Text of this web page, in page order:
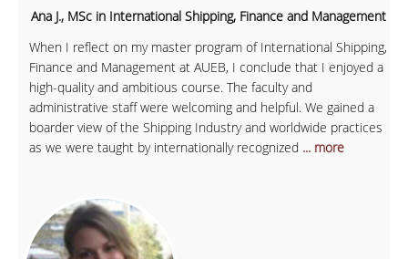
Ana J., MSc in International Shipping, Finance and Management
When I reflect on my master program of International Shipping,
Finance and Management at AUEB, I conclude that I enjoyed a
high-quality and ambitious course. The faculty and
administrative staff were welcoming and helpful. We gained a
boarder view of the Shipping Industry and worldwide practices
as we were taught by internationally recognized ... more